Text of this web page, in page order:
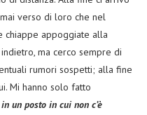
verso di loro che nel
chiappe appoggiate alla
ma cerco sempre di
rumori sospetti; alla fine
Mi hanno solo fatto
in un posto in cui non c’è